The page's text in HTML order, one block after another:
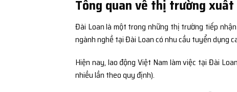
Tổng quan về thị trường
Đài Loan là một trong những thị trường tiếp
ngành nghề tại Đài Loan có nhu cầu tuyển dụng
Hiện nay, lao động Việt Nam làm việc tại Đài
nhiều lần theo quy định).